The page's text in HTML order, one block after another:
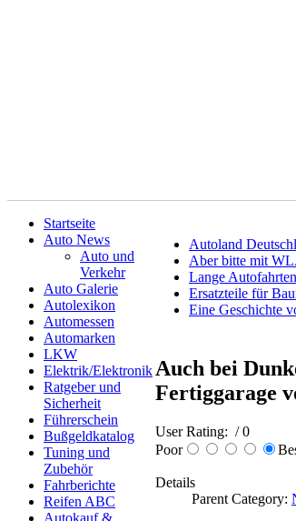
Startseite
Auto News
Auto und
Verkehr
Auto Galerie
Autolexikon
Automessen
Automarken
LKW
Elektrik/Elektronik
Ratgeber und
Sicherheit
Führerschein
Bußgeldkatalog
Tuning und
Zubehör
Fahrberichte
Reifen ABC
Autokauf &
Autoland
Aber bitte mit
Lange
Ersatzteile für
Eine Geschichte
Auch bei
Fertiggarage
User Rating: / 0
Poor
Details
Parent Category: